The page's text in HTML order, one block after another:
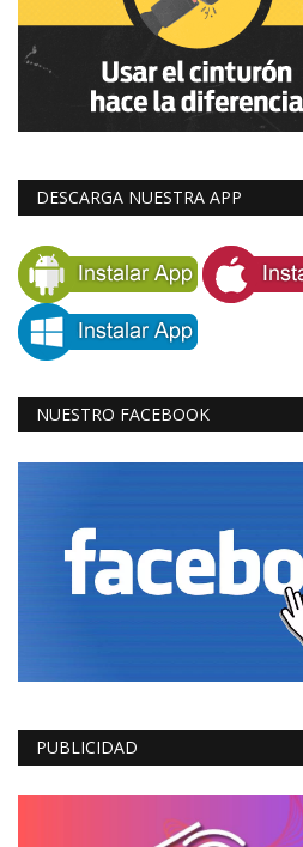
DESCARGA NUESTRA APP
NUESTRO FACEBOOK
PUBLICIDAD